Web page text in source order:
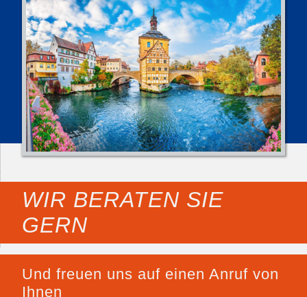
WIR BERATEN SIE
GERN
Und freuen uns auf einen Anruf von
Ihnen